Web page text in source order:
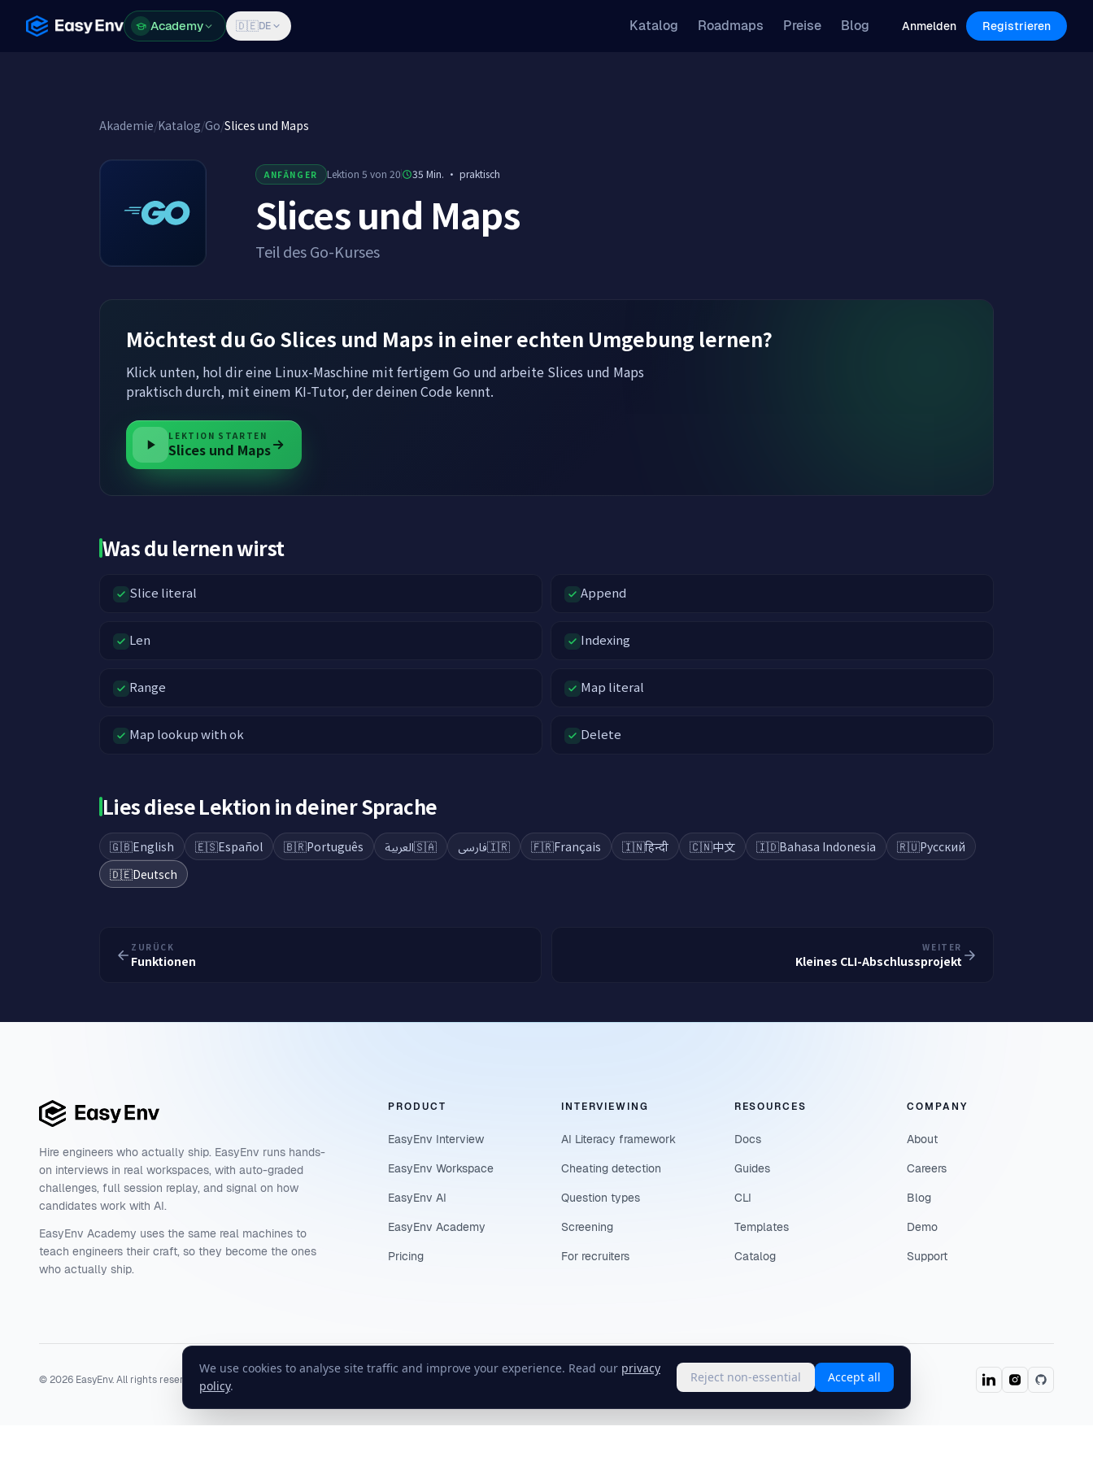
We use cookies to analyse site traffic and improve your experience. Read our privacy
policy.
Reject non-essential Accept all
Academy Features Pricing Blog Log in Sign Up
Academy 🇩🇪DE Katalog Roadmaps Preise Blog Anmelden Registrieren
Akademie/Katalog/Go/Slices und Maps
ANFÄNGER Lektion 5 von 20 35 Min. · praktisch
Slices und Maps
Teil des Go-Kurses
Möchtest du Go Slices und Maps in einer echten Umgebung lernen?
Klick unten, hol dir eine Linux-Maschine mit fertigem Go und arbeite Slices und Maps
praktisch durch, mit einem KI-Tutor, der deinen Code kennt.
LEKTION STARTEN
Slices und Maps
Was du lernen wirst
Slice literal Append
Len Indexing
Range Map literal
Map lookup with ok Delete
Lies diese Lektion in deiner Sprache
🇬🇧English 🇪🇸Español 🇧🇷Português 🇸🇦العربية 🇮🇷فارسی 🇫🇷Français 🇮🇳हिन्दी 🇨🇳中文 🇮🇩Bahasa Indonesia 🇷🇺Русский
🇩🇪Deutsch
ZURÜCK
Funktionen
WEITER
Kleines CLI-Abschlussprojekt
Hire engineers who actually ship. EasyEnv runs hands-
on interviews in real workspaces, with auto-graded
challenges, full session replay, and signal on how
candidates work with AI.
EasyEnv Academy uses the same real machines to
teach engineers their craft, so they become the ones
who actually ship.
PRODUCT
EasyEnv Interview
EasyEnv Workspace
EasyEnv AI
EasyEnv Academy
Pricing
INTERVIEWING
AI Literacy framework
Cheating detection
Question types
Screening
For recruiters
RESOURCES
Docs
Guides
CLI
Templates
Catalog
COMPANY
About
Careers
Blog
Demo
Support
©2026 EasyEnv. All rights reserved. Terms Status